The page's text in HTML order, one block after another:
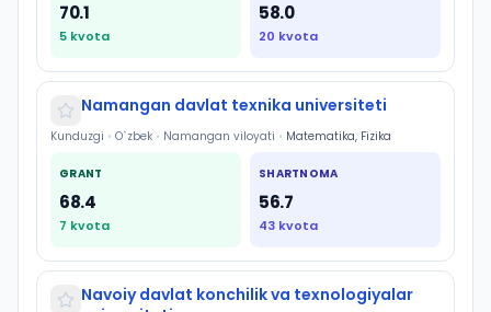
70.1
5 kvota
58.0
20 kvota
Namangan davlat texnika universiteti
Kunduzgi • O`zbek • Namangan viloyati • Matematika, Fizika
GRANT
68.4
7 kvota
SHARTNOMA
56.7
43 kvota
Navoiy davlat konchilik va texnologiyalar